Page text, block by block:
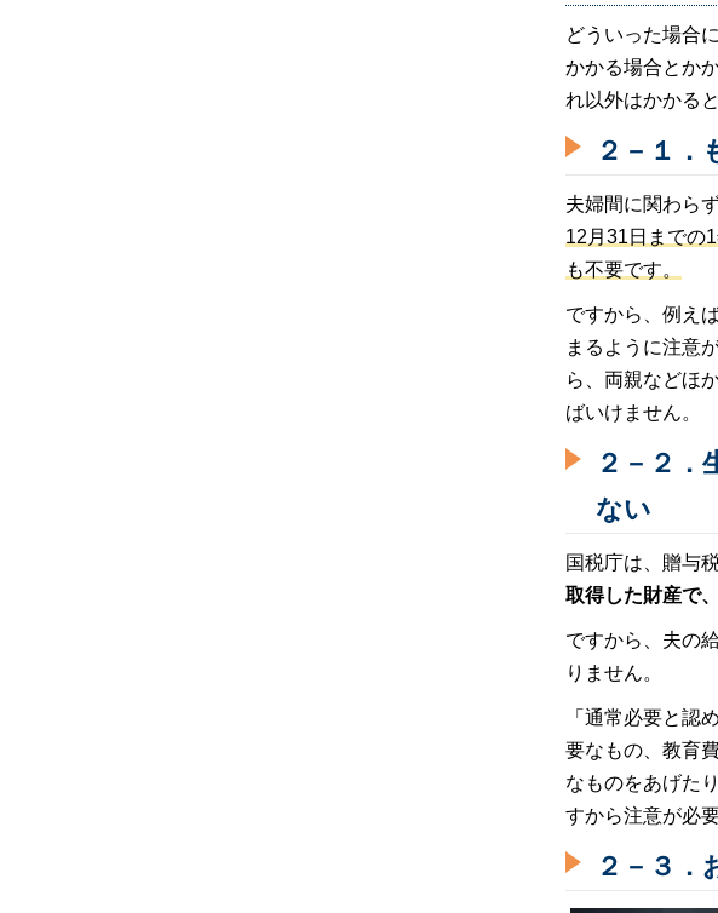
どういった場合
かかる場合とか
れ以外はかかる
２－１．
夫婦間に関わら
12月31日までの
も不要です。
ですから、例え
まるように注意
ら、両親などほ
ばいけません。
２－２．
ない
国税庁は、贈与
取得した財産で、
ですから、夫の
りません。
「通常必要と認
要なもの、教育
なものをあげた
すから注意が必要
２－３．